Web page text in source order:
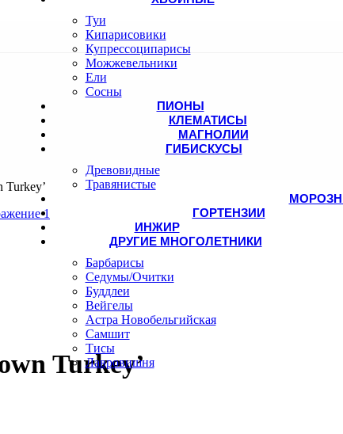
Туи
Кипарисовики
Купрессоципарисы
Можжевельники
Ели
Сосны
ПИОНЫ
КЛЕМАТИСЫ
МАГНОЛИИ
ГИБИСКУСЫ
Древовидные
Травянистые
ГОРТЕНЗИИ
ИНЖИР
ДРУГИЕ МНОГОЛЕТНИКИ
Барбарисы
Седумы/Очитки
Буддлеи
Вейгелы
Астра Новобельгийская
Самшит
Тисы
Лавровишня
Turkey’